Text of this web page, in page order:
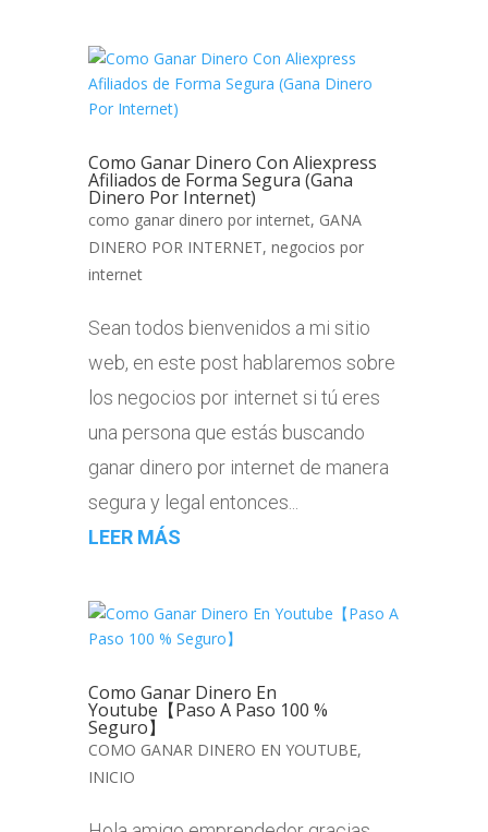
Como Ganar Dinero Con Aliexpress
Afiliados de Forma Segura (Gana
Dinero Por Internet)
como ganar dinero por internet, GANA
DINERO POR INTERNET, negocios por
internet
Sean todos bienvenidos a mi sitio
web, en este post hablaremos sobre
los negocios por internet si tú eres
una persona que estás buscando
ganar dinero por internet de manera
segura y legal entonces...
LEER MÁS
Como Ganar Dinero En
Youtube【Paso A Paso 100 %
Seguro】
COMO GANAR DINERO EN YOUTUBE,
INICIO